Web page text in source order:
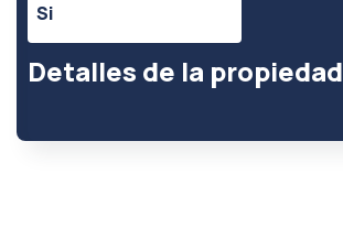
Detalles de la propiedad
Si